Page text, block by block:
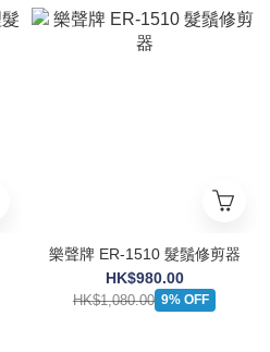
樂聲牌 ER-1510 髮鬚修剪器
HK$980.00
HK$1,080.00 9% OFF